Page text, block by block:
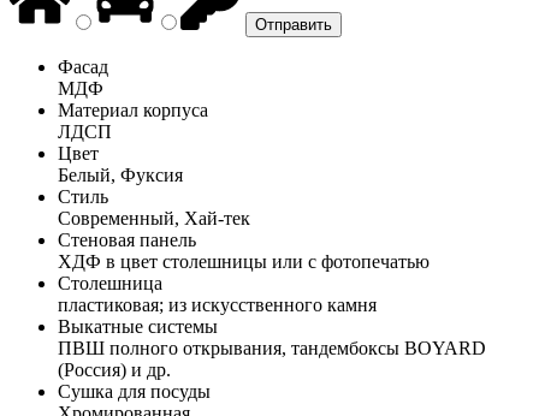
Фасад
МДФ
Материал корпуса
ЛДСП
Цвет
Белый, Фуксия
Стиль
Современный, Хай-тек
Стеновая панель
ХДФ в цвет столешницы или с фотопечатью
Столешница
пластиковая; из искусственного камня
Выкатные системы
ПВШ полного открывания, тандембоксы BOYARD
(Россия) и др.
Сушка для посуды